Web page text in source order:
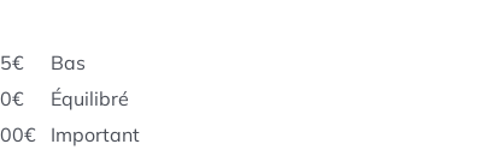
Bas
Équilibré
Important